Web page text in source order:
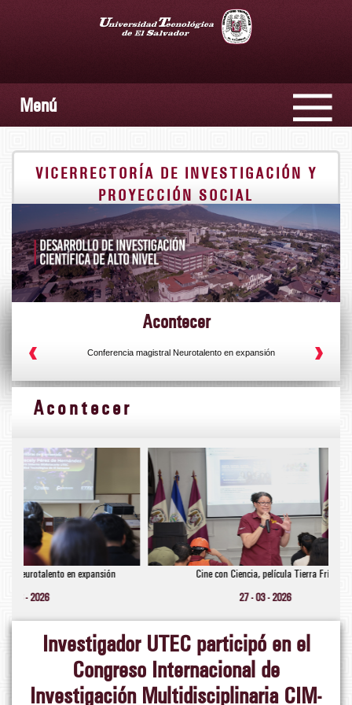
Menú
VICERRECTORÍA DE INVESTIGACIÓN Y
PROYECCIÓN SOCIAL
Acontecer
Conferencia magistral Neurotalento en expansión
Acontecer
Cine con Ciencia, película Tierra Fría
Investigador UTEC participó en el
Congreso Internacional de
Investigación Multidisciplinaria CIM-